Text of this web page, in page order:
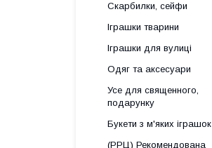
Скарбилки, сейфи
Іграшки тварини
Іграшки для вулиці
Одяг та аксесуари
Усе для священного,
подарунку
Букети з м'яких іграшок
(РРЦ) Рекомендована